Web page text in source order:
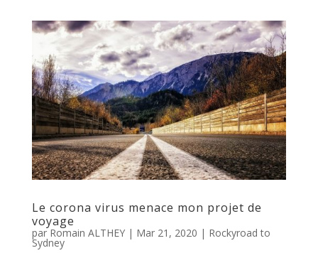
Le corona virus menace mon projet de
voyage
par Romain ALTHEY| Mar 21, 2020 | Rockyroad to
Sydney